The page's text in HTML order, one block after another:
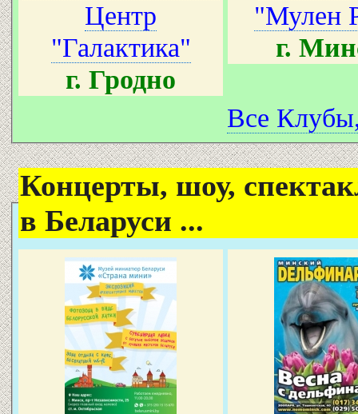
Центр
"Галактика"
г. Гродно
"Мулен
г.
Все
Концерты, шоу,
в Беларуси ...